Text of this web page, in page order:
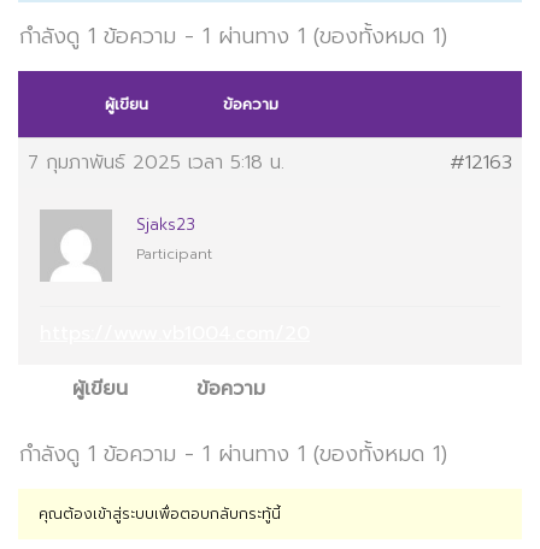
กำลังดู 1 ข้อความ - 1 ผ่านทาง 1 (ของทั้งหมด 1)
ผู้เขียน ข้อความ
7 กุมภาพันธ์ 2025 เวลา 5:18 น. #12163
Sjaks23
Participant
ผู้เขียน
ข้อความ
กำลังดู 1 ข้อความ - 1 ผ่านทาง 1 (ของทั้งหมด 1)
คุณต้องเข้าสู่ระบบเพื่อตอบกลับกระทู้นี้